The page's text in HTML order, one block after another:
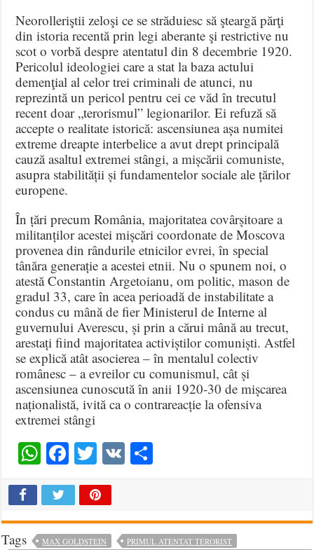
Neorolleriştii zeloşi ce se străduiesc să şteargă părţi
din istoria recentă prin legi aberante şi restrictive nu
scot o vorbă despre atentatul din 8 decembrie 1920.
Pericolul ideologiei care a stat la baza actului
demenţial al celor trei criminali de atunci, nu
reprezintă un pericol pentru cei ce văd în trecutul
recent doar „terorismul” legionarilor. Ei refuză să
accepte o realitate istorică: ascensiunea așa numitei
extreme dreapte interbelice a avut drept principală
cauză asaltul extremei stângi, a mișcării comuniste,
asupra stabilității și fundamentelor sociale ale țărilor
europene.
În țări precum România, majoritatea covârșitoare a
militanților acestei mișcări coordonate de Moscova
provenea din rândurile etnicilor evrei, în special
tânăra generație a acestei etnii. Nu o spunem noi, o
atestă Constantin Argetoianu, om politic, mason de
gradul 33, care în acea perioadă de instabilitate a
condus cu mână de fier Ministerul de Interne al
guvernului Averescu, și prin a cărui mână au trecut,
arestați fiind majoritatea activiștilor comuniști. Astfel
se explică atât asocierea – în mentalul colectiv
românesc – a evreilor cu comunismul, cât și
ascensiunea cunoscută în anii 1920-30 de mișcarea
naționalistă, ivită ca o contrareacție la ofensiva
extremei stângi
WhatsApp
Facebook
Twitter
VK
Tags MAX GOLDSTEIN
PRIMUL ATENTAT TERORIST